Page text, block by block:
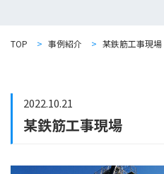
TOP > 事例紹介 > 某鉄筋工事現場
2022.10.21
某鉄筋工事現場